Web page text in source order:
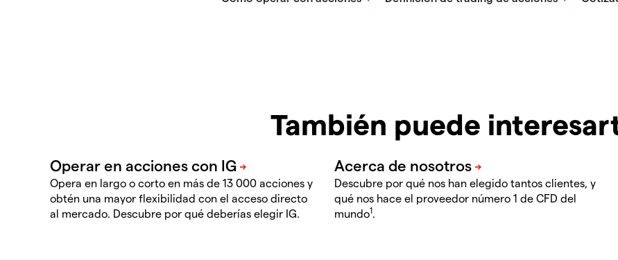
También puede
Opera en largo o corto en más de 13 000 acciones y
obtén una mayor flexibilidad con el acceso directo
al mercado. Descubre por qué deberías elegir IG.
Descubre por qué nos han elegido tantos clientes, y
qué nos hace el proveedor número 1 de CFD del
mundo1.